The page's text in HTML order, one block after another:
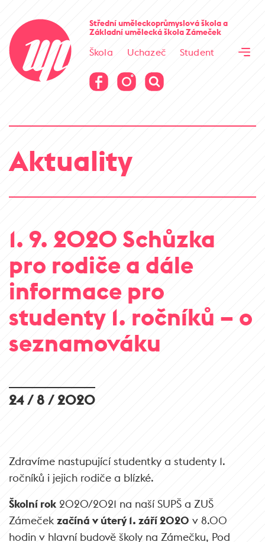
Střední uměleckoprůmyslová školaa
Základní umělecká školaZámeček
Škola Uchazeč
Student
Virtuální prohlídka
Virtuální prohlídka
Aktuality
1. 9. 2020 Schůzka
pro rodiče a dále
informace pro
studenty 1. ročníků – o
seznamováku
24 / 8 / 2020
Zdravíme nastupující studentky a studenty 1.
ročníků i jejich rodiče a blízké.
Školní rok 2020/2021 na naší SUPŠ a ZUŠ
Zámeček začíná v úterý 1. září 2020 v 8.00
hodin v hlavní budově školy na Zámečku, Pod